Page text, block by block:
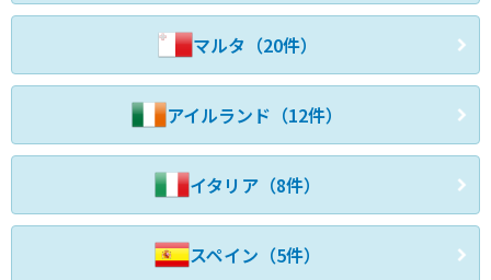
マルタ（20件）
アイルランド（12件）
イタリア（8件）
スペイン（5件）